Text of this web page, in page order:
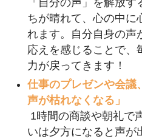
「自分の声」を解放
ちが晴れて、心の中に
れます。自分自身の声
応えを感じることで、
力が戻ってきます！
仕事のプレゼンや会議
声が枯れなくなる」
1時間の商談や朝礼で
いは夕方になると声